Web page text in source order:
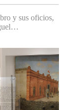
y sus oficios,